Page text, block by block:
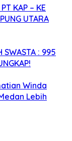
KAP – KE
UTARA
SWASTA : 995
Winda
Lebih